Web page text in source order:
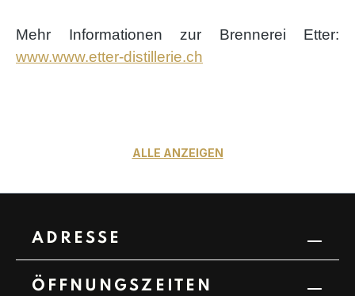
Mehr Informationen zur Brennerei Etter:
www.www.etter-distillerie.ch
ALLE ANZEIGEN
ADRESSE
ÖFFNUNGSZEITEN